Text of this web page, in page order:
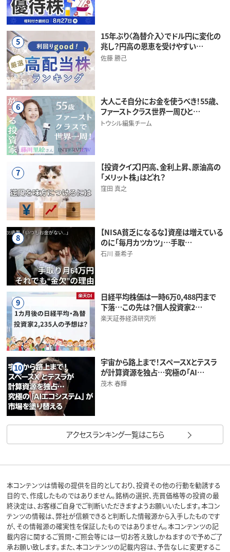
5
15年ぶり〈為替介入〉でドル円に変化の
兆し？円高の恩恵を受けやすい…
佐藤 勝己
6
大人こそ自分にお金を使うべき！55歳、
ファーストクラス世界一周ひと…
トウシル編集チーム
7
【投資クイズ】円高、金利上昇、原油高の
「メリット株」はどれ？
窪田 真之
8
【NISA貧乏になるな】資産は増えている
のに「毎月カツカツ」…手取…
石川 亜希子
9
日経平均株価は一時6万0,488円まで
下落…この先は？個人投資家2…
楽天証券経済研究所
10
宇宙から路上まで！スペースXとテスラ
が計算資源を独占…究極の「AI…
茂木 春輝
アクセスランキング一覧はこちら
本コンテンツは情報の提供を目的としており、投資その他の行動を勧誘する
目的で、作成したものではありません。銘柄の選択、売買価格等の投資の最
終決定は、お客様ご自身でご判断いただきますようお願いいたします。本コン
テンツの情報は、弊社が信頼できると判断した情報源から入手したものです
が、その情報源の確実性を保証したものではありません。本コンテンツの記
載内容に関するご質問・ご照会等には一切お答え致しかねますので予めご了
承お願い致します。また、本コンテンツの記載内容は、予告なしに変更するこ